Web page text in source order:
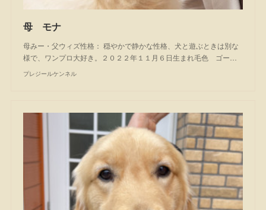
母 モナ
母みー・父ウィズ性格： 穏やかで静かな性格、犬と遊ぶときは別な
様で、ワンプロ大好き。２０２２年１１月６日生まれ毛色 ゴー…
プレジールケンネル